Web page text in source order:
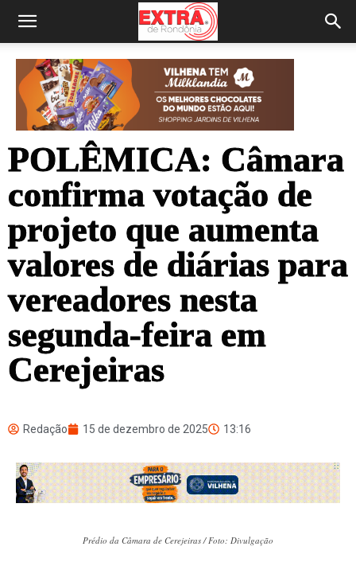
POLÊMICA: Câmara
confirma votação de
projeto que aumenta
valores de diárias para
vereadores nesta
segunda-feira em
Cerejeiras
Redação 15 de dezembro de 2025 13:16
Prédio da Câmara de Cerejeiras / Foto: Divulgação